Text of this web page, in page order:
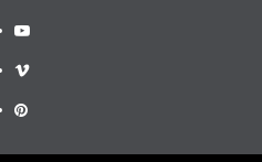
Youtube
Vimeo
Pinterest